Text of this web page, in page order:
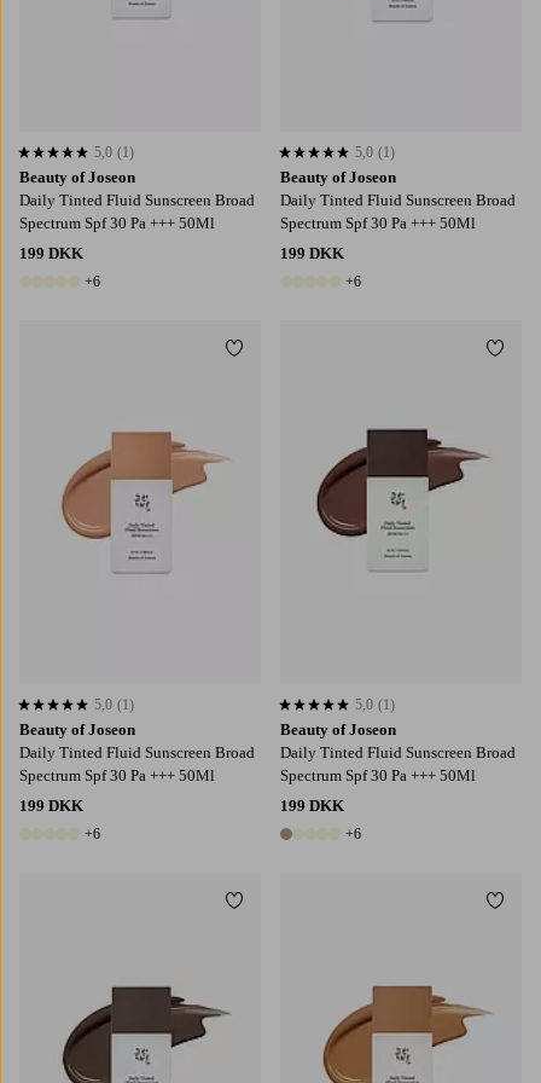
Beauty of Joseon
Daily Tinted Fluid Sunscreen Broad
Spectrum Spf 30 Pa +++ 50Ml
199 DKK
+6
5,0 baseret på 1 bedømmelser
5,0 (1)
Beauty of Joseon
Daily Tinted Fluid Sunscreen Broad
Spectrum Spf 30 Pa +++ 50Ml
199 DKK
+6
5,0 baseret på 1 bedømmelser
5,0 (1)
Beauty of Joseon
Daily Tinted Fluid Sunscreen Broad
Spectrum Spf 30 Pa +++ 50Ml
199 DKK
+6
5,0 baseret på 1 bedømmelser
5,0 (1)
Tilføj til favoritter
Beauty of Joseon
Daily Tinted Fluid Sunscreen Broad
Spectrum Spf 30 Pa +++ 50Ml
199 DKK
11 farver
+6
5,0 baseret på 1 bedømmelser
5,0 (1)
Tilføj til favoritter